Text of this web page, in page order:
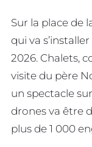
Sur la place de
qui va
2026. Chalets,
visite du père
un spectacle
drones va être
plus de 1 000